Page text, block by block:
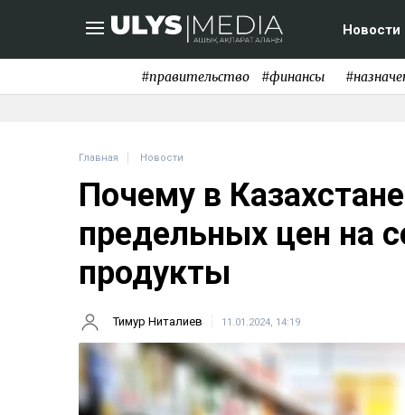
Новости
#правительство #финансы
Главная Новости
Почему в
предельных цен на
продукты
Тимур Ниталиев 11.01.2024, 14:19